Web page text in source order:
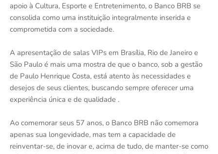
apoio à Cultura, Esporte e Entretenimento, o Banco BRB se
consolida como uma instituição integralmente inserida e
comprometida com a sociedade.
A apresentação de salas VIPs em Brasília, Rio de Janeiro e
São Paulo é mais uma mostra de que o banco, sob a gestão
de Paulo Henrique Costa, está atento às necessidades e
desejos de seus clientes, buscando sempre oferecer uma
experiência única e de qualidade .
Ao comemorar seus 57 anos, o Banco BRB não comemora
apenas sua longevidade, mas tem a capacidade de
reinventar-se, de inovar e, acima de tudo, de manter-se como